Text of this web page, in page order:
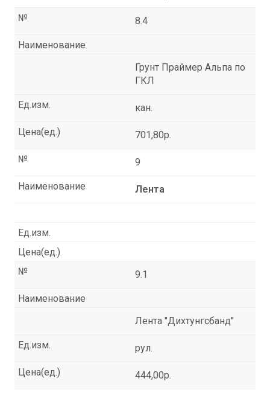
8.4
№
Наименование
Грунт Праймер Альпа по
ГКЛ
кан.
Ед.изм.
701,80р.
Цена(ед.)
9
№
Лента
Наименование
Ед.изм.
Цена(ед.)
9.1
№
Наименование
Лента "Дихтунгсбанд"
рул.
Ед.изм.
444,00р.
Цена(ед.)